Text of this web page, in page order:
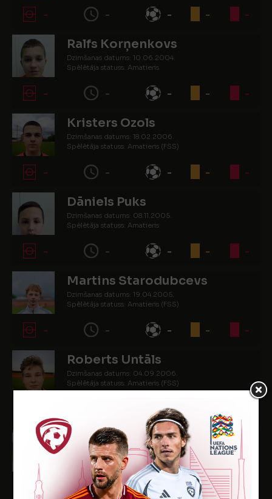
- - - - -
Ralfs Korņenkovs
Dzimšanas datums: 10.06.2004.
Spēlētāja statuss: Amatieris
- - - - -
Kristers Ozols
Dzimšanas datums: 18.02.2006.
Spēlētāja statuss: Amatieris (FSS)
- - - - -
Dāniels Puks
Dzimšanas datums: 08.11.2005.
Spēlētāja statuss: Amatieris
- - - - -
Martins Starodubcevs
Dzimšanas datums: 19.04.2005.
Spēlētāja statuss: Amatieris (FSS)
- - - - -
Roberts Untāls
Dzimšanas datums: 04.09.2006.
Spēlētāja statuss: Amatieris (FSS)
-
Jānis-Kristians Zeps
Dzimšanas datums: 14.12.2005.
Spēlētāja statuss: Amatieris (FSS)
- - - 1 -